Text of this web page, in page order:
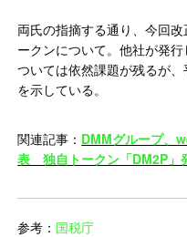
両氏の指摘する通り、今回
ークンについて。他社が発
ついては依然課題が残るが
を示している。
関連記事： DMMグループ、
表 独自トークン「DM2P」
参考： 国税庁